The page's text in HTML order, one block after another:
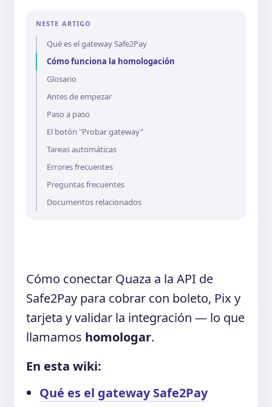
Cómo conectar Quaza a la API de
Safe2Pay para cobrar con boleto, Pix y
tarjeta y validar la integración — lo que
llamamos homologar.
En esta wiki:
Qué es el gateway Safe2Pay
NESTE ARTIGO
Qué es el gateway Safe2Pay
Cómo funciona la homologación
Glosario
Antes de empezar
Paso a paso
El botón "Probar gateway"
Tareas automáticas
Errores frecuentes
Preguntas frecuentes
Documentos relacionados